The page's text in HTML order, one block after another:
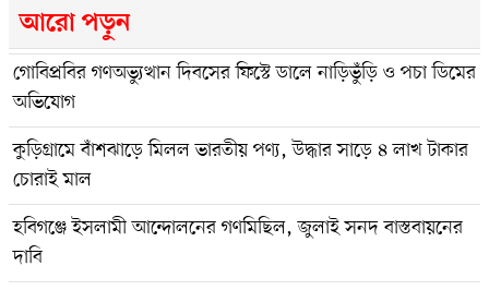
আরো পড়ুন
গোবিপ্রবির গণঅভ্যুত্থান দিবসের ফিস্টে ডালে নাড়িভুঁড়ি ও পচা ডিমের
অভিযোগ
কুড়িগ্রামে বাঁশঝাড়ে মিলল ভারতীয় পণ্য, উদ্ধার সাড়ে ৪ লাখ টাকার
চোরাই মাল
হবিগঞ্জে ইসলামী আন্দোলনের গণমিছিল, জুলাই সনদ বাস্তবায়নের
দাবি